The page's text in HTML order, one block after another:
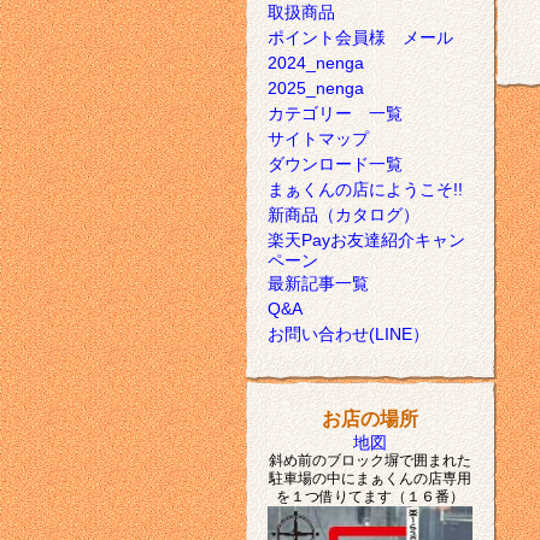
取扱商品
ポイント会員様 メール
2024_nenga
2025_nenga
カテゴリー 一覧
サイトマップ
ダウンロード一覧
まぁくんの店にようこそ!!
新商品（カタログ）
楽天Payお友達紹介キャン
ペーン
最新記事一覧
Q&A
お問い合わせ(LINE）
お店の場所
地図
斜め前のブロック塀で囲まれた
駐車場の中にまぁくんの店専用
を１つ借りてます（１６番）